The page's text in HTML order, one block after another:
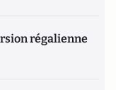
régalienne